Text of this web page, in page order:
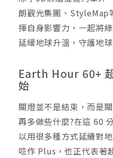
朗觀光集團、StyleMap
揮自身影響力，一起將
延緩地球升溫，守護地
Earth Hour 60+
始
關燈並不是結束，而是
再多做些什麼?在這 60
以用很多種方式延續對
唸作 Plus，也正代表著